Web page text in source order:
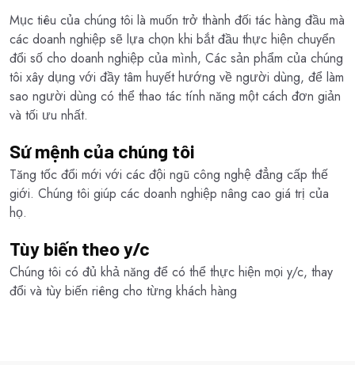
Mục tiêu của chúng tôi là muốn trở thành đối tác hàng đầu mà
các doanh nghiệp sẽ lựa chọn khi bắt đầu thực hiện chuyển
đổi số cho doanh nghiệp của mình, Các sản phẩm của chúng
tôi xây dụng với đầy tâm huyết hướng về người dùng, để làm
sao người dùng có thể thao tác tính năng một cách đơn giản
và tối ưu nhất.
Sứ mệnh của chúng tôi
Tăng tốc đổi mới với các đội ngũ công nghệ đẳng cấp thế
giới. Chúng tôi giúp các doanh nghiệp nâng cao giá trị của
họ.
Tùy biến theo y/c
Chúng tôi có đủ khả năng để có thể thực hiện mọi y/c, thay
đổi và tùy biến riêng cho từng khách hàng